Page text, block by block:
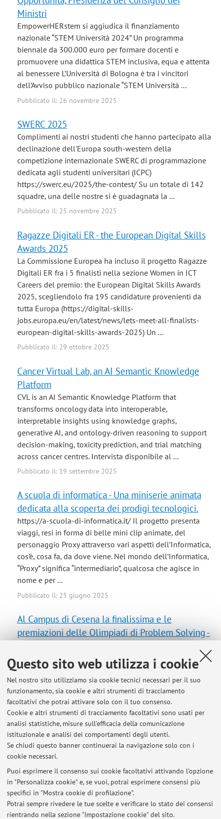
Questo sito web utilizza i cookie
Nel nostro sito utilizziamo sia cookie tecnici necessari per il suo
funzionamento, sia cookie e altri strumenti di tracciamento
facoltativi che potrai attivare solo con il tuo consenso.
Cookie e altri strumenti di tracciamento facoltativi sono usati per
analisi statistiche, misure sull'efficacia della comunicazione
istituzionale e analisi dei comportamenti degli utenti.
Se chiudi questo banner continuerai la navigazione solo con i
cookie necessari.
Puoi esprimere il consenso sui cookie facoltativi attivando l'opzione
in "Personalizza cookie" e, se vuoi, potrai esprimere consensi più
specifici in "Mostra cookie di profilazione".
Potrai sempre rivedere le tue scelte e verificare lo stato dei consensi
rientrando nella sezione "Impostazione cookie" del sito.
Ministri
EmpowerHERstem si aggiudica il finanziamento
nazionale “STEM Università 2024” Un programma
biennale da 300.000 euro per formare docenti e
promuovere una didattica STEM inclusiva, equa e attenta
al benessere L’Università di Bologna è tra i vincitori
dell’Avviso pubblico nazionale “STEM Università ...
Pubblicato il: 26 novembre 2025
SWERC 2025
Complimenti ai nostri studenti che hanno partecipato alla
declinazione dell'Europa south-western della
competizione internazionale SWERC di programmazione
dedicata agli studenti universitari (ICPC)
https://swerc.eu/2025/the-contest/ Su un totale di 142
squadre, una delle nostre si è guadagnata la ...
Pubblicato il: 25 novembre 2025
Ragazze Digitali ER - the European Digital Skills
Awards 2025
La Commissione Europea ha incluso il progetto Ragazze
Digitali ER fra i 5 finalisti nella sezione Women in ICT
Careers del premio: the European Digital Skills Awards
2025, scegliendolo fra 195 candidature provenienti da
tutta Europa (https://digital-skills-
jobs.europa.eu/en/latest/news/lets-meet-all-finalists-
european-digital-skills-awards-2025) Un ...
Pubblicato il: 29 ottobre 2025
Cancer Virtual Lab, an AI Semantic Knowledge
Platform
CVL is an AI Semantic Knowledge Platform that
transforms oncology data into interoperable,
interpretable insights using knowledge graphs,
generative AI, and ontology-driven reasoning to support
decision-making, toxicity prediction, and trial matching
across cancer centres. Intervista disponibile al ...
Pubblicato il: 19 settembre 2025
A scuola di informatica - Una miniserie animata
dedicata alla scoperta dei prodigi tecnologici.
https://a-scuola-di-informatica.it/ Il progetto presenta
viaggi, resi in forma di belle mini clip animate, del
personaggio Proxy attraverso vari aspetti dell’Informatica,
cos’è, cosa fa, da dove viene. Nel mondo dell’Informatica,
“Proxy” significa “intermediario”, qualcosa che agisce in
nome e per ...
Pubblicato il: 25 giugno 2025
Al Campus di Cesena la finalissima e le
premiazioni delle Olimpiadi di Problem Solving -
https://magazine.unibo.it/archivio/2025/04/15/al-
campus-di-cesena-la-finalissima-e-le-premiazioni-delle-
olimpiadi-di-problem-solving
Pubblicato il: 15 aprile 2025
Studenti Unibo, i migliori in Italia e tra i primi in
Europa alla competizione internazionale di
programmazione
https://magazine.unibo.it/archivio/2024/02/15/studenti-
unibo-i-migliori-in-italia-e-tra-i-primi-in-europa-alla-
competizione-internazionale-di-programmazione
Pubblicato il: 15 febbraio 2024